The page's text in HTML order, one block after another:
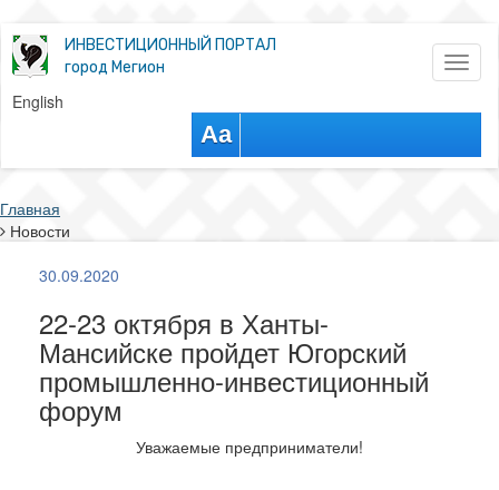
ИНВЕСТИЦИОННЫЙ ПОРТАЛ
город Мегион
English
Aa
Главная
Новости
30.09.2020
22-23 октября в Ханты-
Мансийске пройдет Югорский
промышленно-инвестиционный
форум
Уважаемые предприниматели!